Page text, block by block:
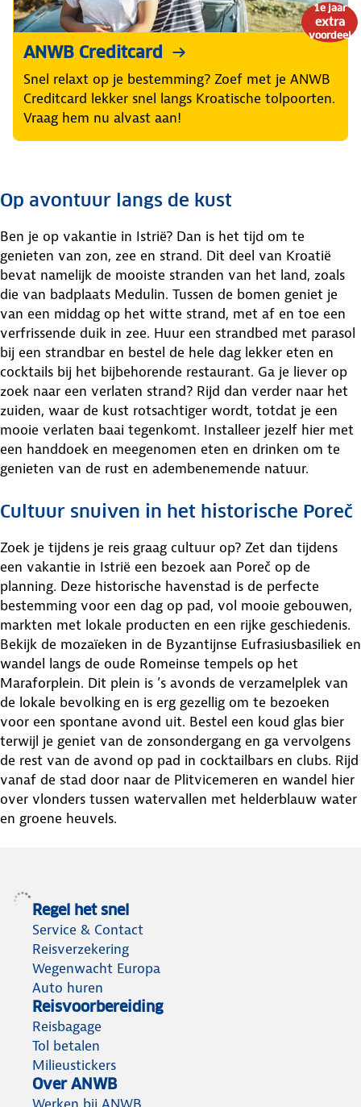
1e jaar
extra
voordeel
ANWB Creditcard
Snel relaxt op je bestemming? Zoef met je ANWB
Creditcard lekker snel langs Kroatische tolpoorten.
Vraag hem nu alvast aan!
Op avontuur langs de kust
Ben je op vakantie in Istrië? Dan is het tijd om te
genieten van zon, zee en strand. Dit deel van Kroatië
bevat namelijk de mooiste stranden van het land, zoals
die van badplaats Medulin. Tussen de bomen geniet je
van een middag op het witte strand, met af en toe een
verfrissende duik in zee. Huur een strandbed met parasol
bij een strandbar en bestel de hele dag lekker eten en
cocktails bij het bijbehorende restaurant. Ga je liever op
zoek naar een verlaten strand? Rijd dan verder naar het
zuiden, waar de kust rotsachtiger wordt, totdat je een
mooie verlaten baai tegenkomt. Installeer jezelf hier met
een handdoek en meegenomen eten en drinken om te
genieten van de rust en adembenemende natuur.
Cultuur snuiven in het historische Poreč
Zoek je tijdens je reis graag cultuur op? Zet dan tijdens
een vakantie in Istrië een bezoek aan Poreč op de
planning. Deze historische havenstad is de perfecte
bestemming voor een dag op pad, vol mooie gebouwen,
markten met lokale producten en een rijke geschiedenis.
Bekijk de mozaïeken in de Byzantijnse Eufrasiusbasiliek en
wandel langs de oude Romeinse tempels op het
Maraforplein. Dit plein is ’s avonds de verzamelplek van
de lokale bevolking en is erg gezellig om te bezoeken
voor een spontane avond uit. Bestel een koud glas bier
terwijl je geniet van de zonsondergang en ga vervolgens
de rest van de avond op pad in cocktailbars en clubs. Rijd
vanaf de stad door naar de Plitvicemeren en wandel hier
over vlonders tussen watervallen met helderblauw water
en groene heuvels.
Regel het snel
Service & Contact
Reisverzekering
Wegenwacht Europa
Auto huren
Reisvoorbereiding
Reisbagage
Tol betalen
Milieustickers
Over ANWB
Werken bij ANWB